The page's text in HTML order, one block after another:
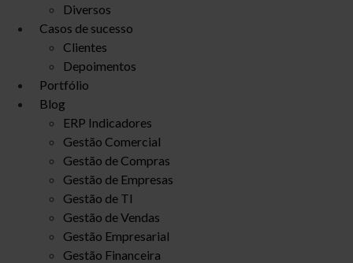
Diversos
Casos de sucesso
Clientes
Depoimentos
Portfólio
Blog
ERP Indicadores
Gestão Comercial
Gestão de Compras
Gestão de Empresas
Gestão de TI
Gestão de Vendas
Gestão Empresarial
Gestão Financeira